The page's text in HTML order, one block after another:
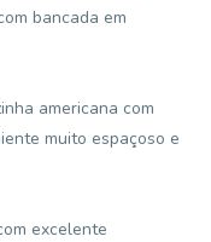
bancada em
americana com
muito espaçoso e
excelente